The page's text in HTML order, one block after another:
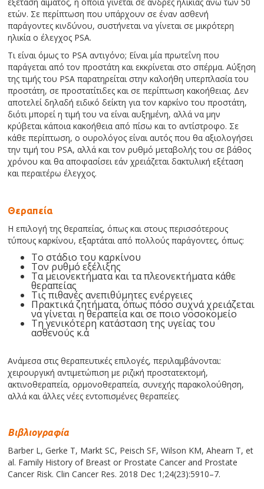
ετών. Σε περίπτωση που υπάρχουν σε έναν ασθενή
παράγοντες κινδύνου, συστήνεται να γίνεται σε μικρότερη
ηλικία ο έλεγχος PSA.
Τι είναι όμως το PSA αντιγόνο; Είναι μία πρωτεΐνη που
παράγεται από τον προστάτη και εκκρίνεται στο σπέρμα. Αύξηση
της τιμής του PSA παρατηρείται στην καλοήθη υπερπλασία του
προστάτη, σε προστατίτιδες και σε περίπτωση κακοήθειας. Δεν
αποτελεί δηλαδή ειδικό δείκτη για τον καρκίνο του προστάτη,
διότι μπορεί η τιμή του να είναι αυξημένη, αλλά να μην
κρύβεται κάποια κακοήθεια από πίσω και το αντίστροφο. Σε
κάθε περίπτωση, ο ουρολόγος είναι αυτός που θα αξιολογήσει
την τιμή του PSA, αλλά και τον ρυθμό μεταβολής του σε βάθος
χρόνου και θα αποφασίσει εάν χρειάζεται δακτυλική εξέταση
και περαιτέρω έλεγχος.
Θεραπεία
Η επιλογή της θεραπείας, όπως και στους περισσότερους
τύπους καρκίνου, εξαρτάται από πολλούς παράγοντες, όπως:
Το στάδιο του καρκίνου
Τον ρυθμό εξέλιξης
Τα μειονεκτήματα και τα πλεονεκτήματα κάθε
θεραπείας
Τις πιθανές ανεπιθύμητες ενέργειες
Πρακτικά ζητήματα, όπως πόσο συχνά χρειάζεται
να γίνεται η θεραπεία και σε ποιο νοσοκομείο
Τη γενικότερη κατάσταση της υγείας του
ασθενούς κ.ά
Ανάμεσα στις θεραπευτικές επιλογές, περιλαμβάνονται:
χειρουργική αντιμετώπιση με ριζική προστατεκτομή,
ακτινοθεραπεία, ορμονοθεραπεία, συνεχής παρακολούθηση,
αλλά και άλλες νέες εντοπισμένες θεραπείες.
Βιβλιογραφία
Barber L, Gerke T, Markt SC, Peisch SF, Wilson KM, Ahearn T, et
al. Family History of Breast or Prostate Cancer and Prostate
Cancer Risk. Clin Cancer Res. 2018 Dec 1;24(23):5910–7.